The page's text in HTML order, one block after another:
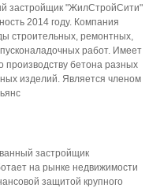
застройщик "ЖилСтройСити"
2014 году. Компания
строительных, ремонтных,
работ. Имеет
производству бетона разных
изделий. Является членом
застройщик
на рынке недвижимости
защитой крупного